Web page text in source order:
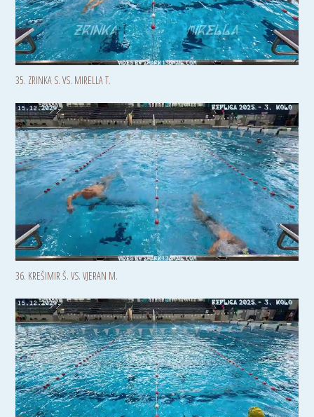
35. ZRINKA S. VS. MIRELLA T.
36. KREŠIMIR Š. VS. VJERAN M.